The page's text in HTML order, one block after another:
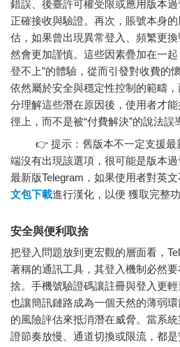
錯誤、後臺許可權受限或應用版本
正確接收與驗證。再次，賬號本身
估，如果曾出現異常登入、頻繁更
然會更加謹慎。這些因素疊加在一
登不上”的體驗，從而引發對收費的
依然屬於安全與穩定性控制的範疇
分理解這些潛在原因後，使用者才
徑上，而不是被“付費解決”的說法誤
👉 提示：舊版本不一定支援最
端沒有出現該選項，很可能是版本
最新版Telegram，如果使用者對英
文包下載進行漢化，以便 獲取完整
安全與便利取捨
把登入問題放到更宏觀的層面看，
著稱的通訊工具，其登入機制必然
捨。手機號驗證碼讓註冊與登入更
也讓簡訊鏈路成為一個天然的薄弱
的風險評估來抵消潛在威脅。當系
證節奏放慢、通道切換或限流，都